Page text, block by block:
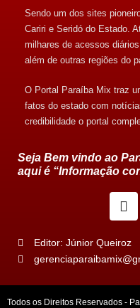
Sendo um dos sites
Cariri e Seridó do Estado.
milhares de acessos
além de outras regiões do
O Portal Paraíba Mix traz
fatos do estado com
credibilidade o portal
Seja Bem vindo ao
aqui é “Informação
Editor: Júnior Queiroz
Todos os Direitos Reservados -